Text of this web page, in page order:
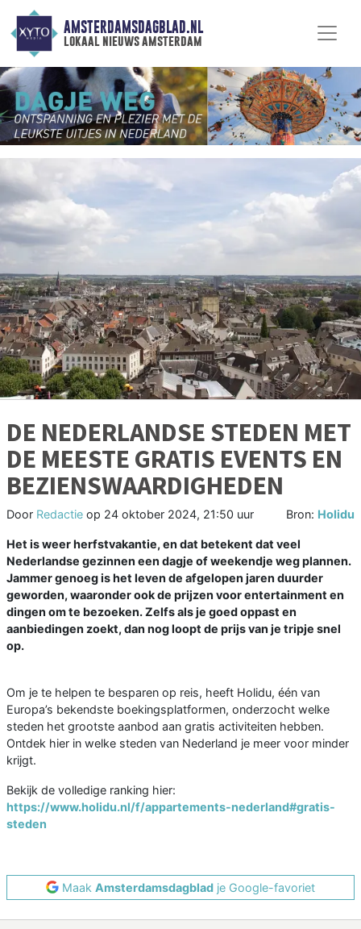
AMSTERDAMSDAGBLAD.NL
lokaal nieuws amsterdam
DE NEDERLANDSE STEDEN MET
DE MEESTE GRATIS EVENTS EN
BEZIENSWAARDIGHEDEN
Door Redactie op 24 oktober 2024, 21:50 uur Bron: Holidu
Het is weer herfstvakantie, en dat betekent dat veel
Nederlandse gezinnen een dagje of weekendje weg plannen.
Jammer genoeg is het leven de afgelopen jaren duurder
geworden, waaronder ook de prijzen voor entertainment en
dingen om te bezoeken. Zelfs als je goed oppast en
aanbiedingen zoekt, dan nog loopt de prijs van je tripje snel
op.
Om je te helpen te besparen op reis, heeft Holidu, één van
Europa’s bekendste boekingsplatformen, onderzocht welke
steden het grootste aanbod aan gratis activiteiten hebben.
Ontdek hier in welke steden van Nederland je meer voor minder
krijgt.
Bekijk de volledige ranking hier:
https://www.holidu.nl/f/appartements-nederland#gratis-
steden
Maak Amsterdamsdagblad je Google-favoriet